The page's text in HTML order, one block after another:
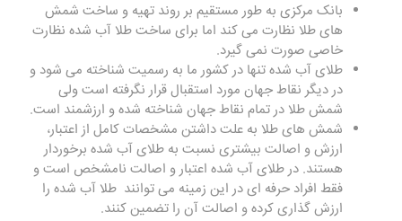
بانک مرکزی به طور مستقیم بر روند تهیه و ساخت شمش
‌های طلا نظارت می ‌کند اما برای ساخت طلا آب شده نظارت
خاصی صورت نمی ‌گیرد.
طلای آب شده تنها در کشور ما به رسمیت شناخته می ‌شود و
در دیگر نقاط جهان مورد استقبال قرار نگرفته است ولی
شمش طلا در تمام نقاط جهان شناخته شده و ارزشمند است.
شمش‌ های طلا به علت داشتن مشخصات کامل از اعتبار،
ارزش و اصالت بیشتری نسبت به طلای آب شده برخوردار
هستند. در طلای آب شده اعتبار و اصالت نامشخص است و
فقط افراد حرفه ‌ای در این زمینه می ‌توانند طلا آب شده را
ارزش‌ گذاری کرده و اصالت آن را تضمین کنند.